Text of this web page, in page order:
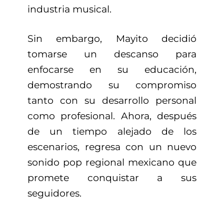
industria musical.
Sin embargo, Mayito decidió
tomarse un descanso para
enfocarse en su educación,
demostrando su compromiso
tanto con su desarrollo personal
como profesional. Ahora, después
de un tiempo alejado de los
escenarios, regresa con un nuevo
sonido pop regional mexicano que
promete conquistar a sus
seguidores.